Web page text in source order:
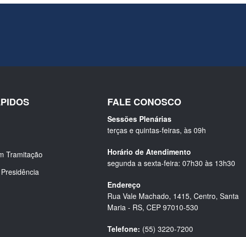
Tramitação
FALE CONOSCO
Sessões Plenárias
terças e quintas-feiras, às 09h
Horário de Atendimento
segunda a sexta-feira: 07h30 às 13h30
Endereço
Rua Vale Machado, 1415, Centro, Santa
Maria - RS, CEP 97010-530
Telefone: (55) 3220-7200